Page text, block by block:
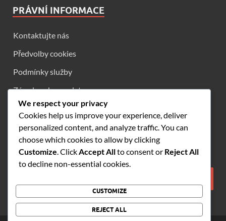
PRÁVNÍ INFORMACE
Kontaktujte nás
Předvolby cookies
Podmínky služby
Zásady ochrany dat
O nás
HLEDAT
We respect your privacy
Cookies help us improve your experience, deliver
personalized content, and analyze traffic. You can
choose which cookies to allow by clicking
Customize . Click Accept Allto consent or Reject All
to decline non-essential cookies.
CUSTOMIZE
REJECT ALL